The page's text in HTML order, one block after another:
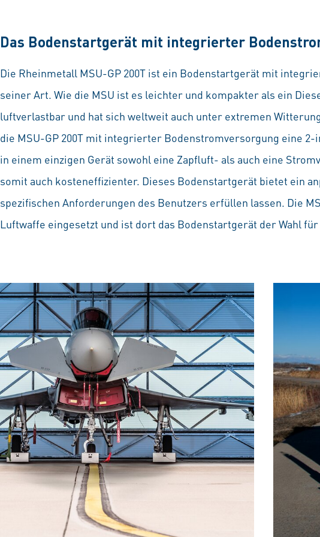
Das Bodenstartgerät mit integrierter
Die Rheinmetall MSU-GP 200T ist ein Bodenstartgerät mit
seiner Art. Wie die MSU ist es leichter und kompakter als ein
luftverlastbar und hat sich weltweit auch unter extremen
die MSU-GP 200T mit integrierter Bodenstromversorgung eine
in einem einzigen Gerät sowohl eine Zapfluft- als auch eine
somit auch kosteneffizienter. Dieses Bodenstartgerät bietet ein
spezifischen Anforderungen des Benutzers erfüllen lassen. Die
Luftwaffe eingesetzt und ist dort das Bodenstartgerät der Wahl